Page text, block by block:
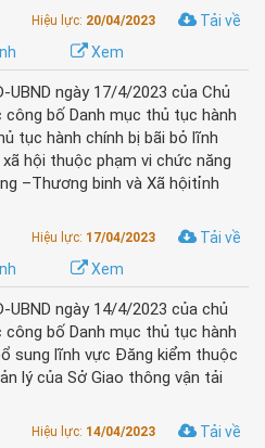
Hiệu lực: 20/04/2023
Tải về
Xem
ngày 17/4/2023 của Chủ
công bố Danh mục thủ tục hành
tục hành chính bị bãi bỏ lĩnh
hội thuộc phạm vi chức năng
–Thương binh và Xã hộitỉnh
Hiệu lực: 17/04/2023
Tải về
Xem
ngày 14/4/2023 của chủ
công bố Danh mục thủ tục hành
sung lĩnh vực Đăng kiểm thuộc
lý của Sở Giao thông vận tải
Hiệu lực: 14/04/2023
Tải về